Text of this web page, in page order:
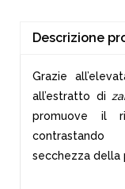
Descrizione
Grazie
all’estratto di
promuove il
contrastando
secchezza della